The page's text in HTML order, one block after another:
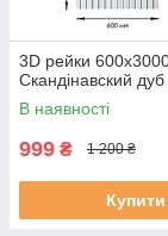
3D рейки
Скандінавский дуб
В наявності
999 ₴ 1 200 ₴
Купити